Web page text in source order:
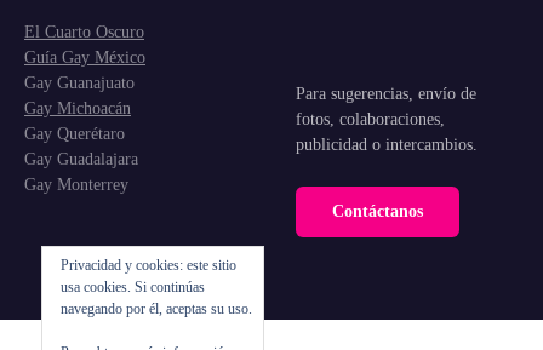
El Cuarto Oscuro
Guía Gay México
Gay Guanajuato
Gay Michoacán
Gay Querétaro
Gay Guadalajara
Gay Monterrey
Para sugerencias, envío de
fotos, colaboraciones,
publicidad o intercambios.
Contáctanos
Privacidad y cookies: este sitio
usa cookies. Si continúas
navegando por él, aceptas su uso.